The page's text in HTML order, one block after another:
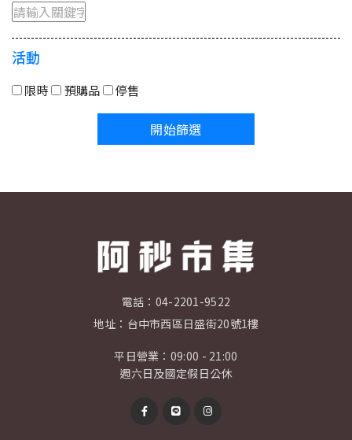
活動
限時 預購品 停售
開始篩選
電話： 04-2201-9522
地址： 台中市西區日盛街20號1樓
平日營業：09:00 - 21:00
週六日及國定假日公休